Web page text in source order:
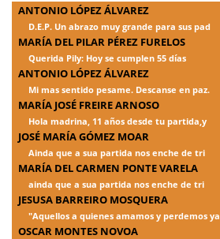
ANTONIO LÓPEZ ÁLVAREZ
D.E.P. Un abrazo muy grande para sus pad
MARÍA DEL PILAR PÉREZ FURELOS
Querida Pily: Hoy se cumplen 55 días
ANTONIO LÓPEZ ÁLVAREZ
Mi mas sentido pesame. Descanse en paz.
MARÍA JOSÉ FREIRE ARNOSO
Hola madrina, 11 años desde tu partida,y
JOSÉ MARÍA GÓMEZ MOAR
Ainda que a sua partida nos enche de tri
MARÍA DEL CARMEN PONTE VARELA
ainda que a sua partida nos enche de tri
JESUSA BARREIRO MOSQUERA
"Aquellos a quienes amamos y perdemos ya
OSCAR MONTES NOVOA